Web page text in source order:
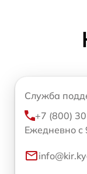
Служба
+7 (800)
Ежедневно с